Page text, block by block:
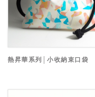
熱昇華系列│小收納束口袋